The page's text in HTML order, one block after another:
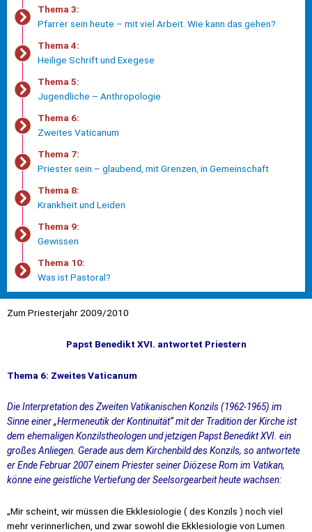
Thema 3:
Pfarrer sein heute – mit viel Arbeit. Wie kann das gehen?
Thema 4:
Heilige Schrift und Exegese
Thema 5:
Jugendliche – Anthropologie
Thema 6:
Zweites Vaticanum
Thema 7:
Priester sein – glaubend, mit Grenzen, in Gemeinschaft
Thema 8:
Krankheit und Leiden
Thema 9:
Gewissen
Thema 10:
Was ist Pastoral?
Zum Priesterjahr 2009/2010
Papst Benedikt XVI. antwortet Priestern
Thema 6: Zweites Vaticanum
Die Interpretation des Zweiten Vatikanischen Konzils (1962-1965) im
Sinne einer „Hermeneutik der Kontinuität“ mit der Tradition der Kirche ist
dem ehemaligen Konzilstheologen und jetzigen Papst Benedikt XVI. ein
großes Anliegen. Gerade aus dem Kirchenbild des Konzils, so antwortete
er Ende Februar 2007 einem Priester seiner Diözese Rom im Vatikan,
könne eine geistliche Vertiefung der Seelsorgearbeit heute wachsen:
„Mir scheint, wir müssen die Ekklesiologie ( des Konzils ) noch viel
mehr verinnerlichen, und zwar sowohl die Ekklesiologie von Lumen